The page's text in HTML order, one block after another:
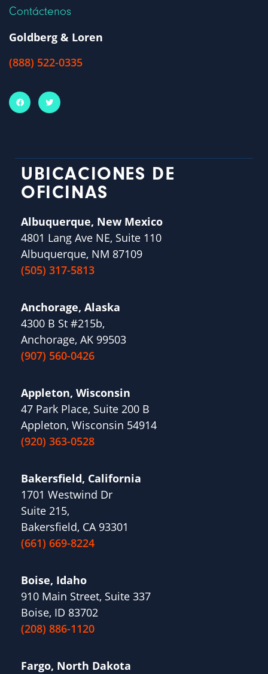
Contáctenos
Goldberg & Loren
(888) 522-0335
UBICACIONES DE
OFICINAS
Albuquerque, New Mexico
4801 Lang Ave NE, Suite 110
Albuquerque, NM 87109
(505) 317-5813
Anchorage, Alaska
4300 B St #215b,
Anchorage, AK 99503
(907) 560-0426
Appleton, Wisconsin
47 Park Place, Suite 200 B
Appleton, Wisconsin 54914
(920) 363-0528
Bakersfield, California
1701 Westwind Dr
Suite 215,
Bakersfield, CA 93301
(661) 669-8224
Boise, Idaho
910 Main Street, Suite 337
Boise, ID 83702
(208) 886-1120
Fargo, North Dakota